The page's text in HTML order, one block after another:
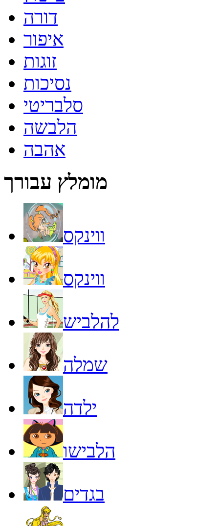
דורה
איפור
זוגות
נסיכות
סלבריטי
הלבשה
אהבה
מומלץ עבורך
ווינקס
ווינקס
להלביש
שמלה
ילדה
הלבישו
בגדים